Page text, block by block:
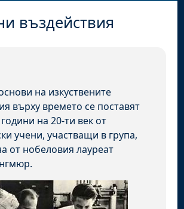
въздействия
на изкуствените
върху времето се поставят
на 20-ти век от
учени, участващи в група,
от нобеловия лауреат